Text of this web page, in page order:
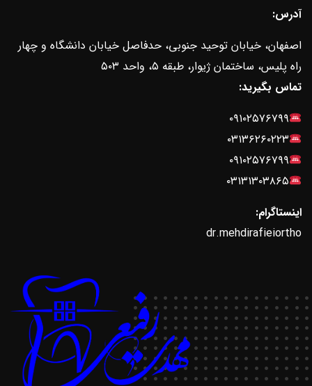
آدرس:
اصفهان، خیابان توحید جنوبی، حدفاصل خیابان دانشگاه و چهار
راه پلیس، ساختمان ژیوار، طبقه ۵، واحد ۵۰۳
تماس بگیرید:
۰۹۱۰۲۵۷۶۷۹۹
۰۳۱۳۶۲۶۰۲۲۳
۰۹۱۰۲۵۷۶۷۹۹
۰۳۱۳۱۳۰۳۸۶۵
اینستاگرام:
dr.mehdirafieiortho